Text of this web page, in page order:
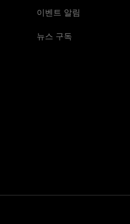
이벤트 알림
뉴스 구독